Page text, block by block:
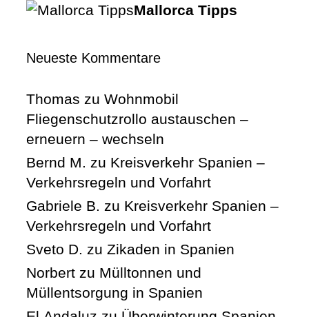
Mallorca Tipps
Neueste Kommentare
Thomas zu Wohnmobil
Fliegenschutzrollo austauschen –
erneuern – wechseln
Bernd M. zu Kreisverkehr Spanien –
Verkehrsregeln und Vorfahrt
Gabriele B. zu Kreisverkehr Spanien –
Verkehrsregeln und Vorfahrt
Sveto D. zu Zikaden in Spanien
Norbert zu Mülltonnen und
Müllentsorgung in Spanien